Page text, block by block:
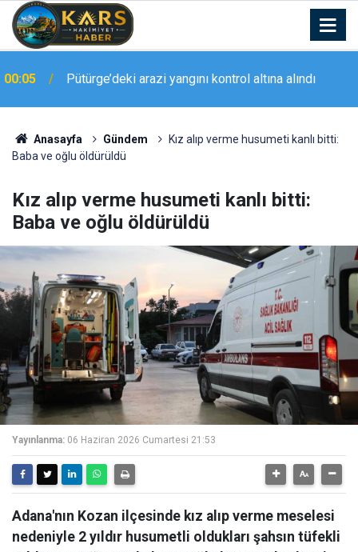
23:20
Elazığ’da geniş kapsamlı asayiş uygulaması
Anasayfa Gündem
Kız alıp verme husumeti kanlı bitti:
Baba ve oğlu öldürüldü
Kız alıp verme husumeti kanlı bitti:
Baba ve oğlu öldürüldü
Yayınlanma: 06 Haziran 2026 Cumartesi 21:53
Adana'nın Kozan ilçesinde kız alıp verme meselesi
nedeniyle 2 yıldır husumetli oldukları şahsın tüfekli